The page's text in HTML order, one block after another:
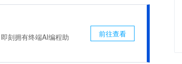
刻拥有终端AI编程助
前往查看